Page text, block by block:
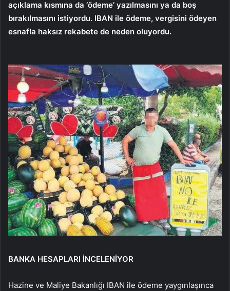
açıklama kısmına da ‘ödeme’ yazılmasını ya da boş
bırakılmasını istiyordu. IBAN ile ödeme, vergisini ödeyen
esnafla haksız rekabete de neden oluyordu.
BANKA HESAPLARI İNCELENİYOR
Hazine ve Maliye Bakanlığı IBAN ile ödeme yaygınlaşınca